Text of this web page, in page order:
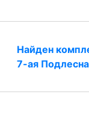
Найден
7-ая